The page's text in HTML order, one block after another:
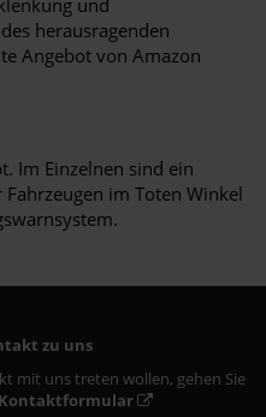
herausragenden
Angebot von Amazon
Im Einzelnen sind ein
im Toten Winkel
zu uns
mit uns treten wollen, gehen Sie
Kontaktformular